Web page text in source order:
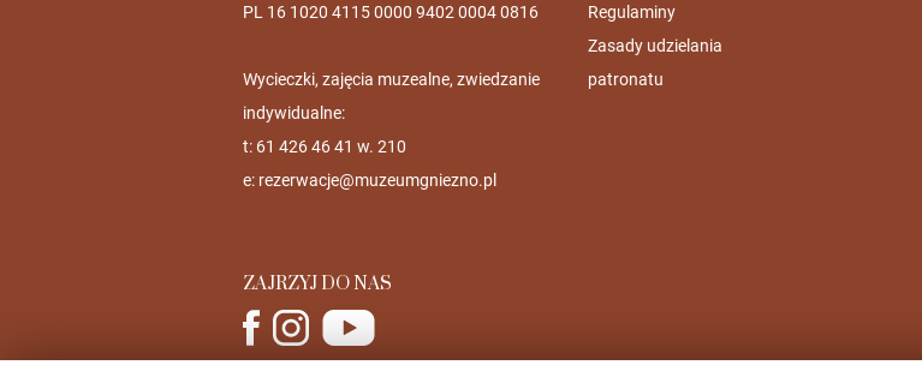
PL 16 1020 4115 0000 9402 0004 0816
Wycieczki, zajęcia muzealne, zwiedzanie
indywidualne:
t: 61 426 46 41 w. 210
e: rezerwacje@muzeumgniezno.pl
ZAJRZYJ DO NAS
Regulaminy
Zasady udzielania
patronatu